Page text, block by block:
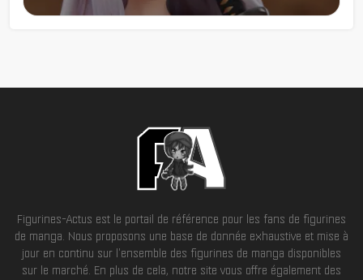
Figurines-Actus est le portail de référence pour les fans de figurines
de manga. Nous proposons une base de donnée exhaustive et mise à
jour en continu sur l'ensemble des figurines de manga disponibles
sur le marché. En plus de cela, notre site vous offre également des